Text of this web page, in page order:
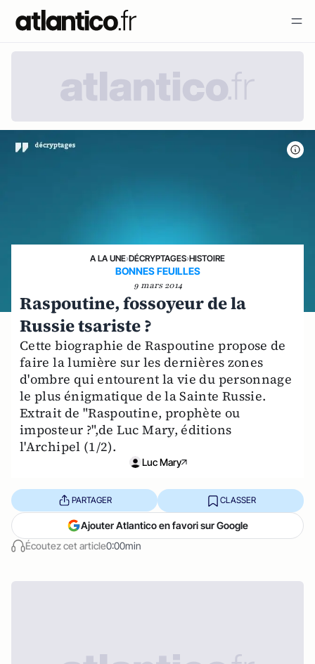
A LA UNE›DÉCRYPTAGES›HISTOIRE
BONNES FEUILLES
9 mars 2014
Raspoutine, fossoyeur de la
Russie tsariste ?
Cette biographie de Raspoutine propose de
faire la lumière sur les dernières zones
d'ombre qui entourent la vie du personnage
le plus énigmatique de la Sainte Russie.
Extrait de "Raspoutine, prophète ou
imposteur ?",de Luc Mary, éditions
l'Archipel (1/2).
Luc Mary
Écoutez cet article0:00min
PARTAGER CLASSER
Ajouter Atlantico en favori sur Google